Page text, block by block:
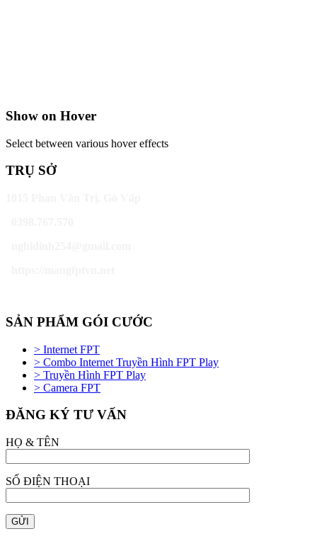
Show on Hover
Select between various hover effects
TRỤ SỞ
SẢN PHẨM GÓI CƯỚC
> Internet FPT
> Combo Internet Truyền Hình FPT Play
> Truyền Hình FPT Play
> Camera FPT
ĐĂNG KÝ TƯ VẤN
HỌ & TÊN
SỐ ĐIỆN THOẠI